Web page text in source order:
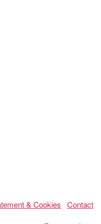
& Cookies
Contact